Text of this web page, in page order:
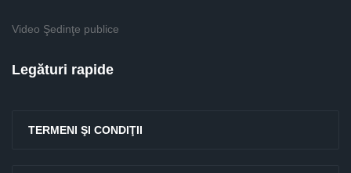
Video Şedinţe publice
Legături rapide
TERMENI ŞI CONDIŢII